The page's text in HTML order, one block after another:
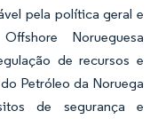
pela política geral e
Norueguesa
de recursos e
Petróleo da Noruega
de segurança e